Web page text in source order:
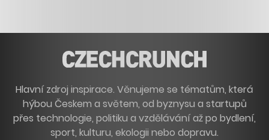
Hlavní zdroj inspirace. Věnujeme se tématům, která
hýbou Českem a světem, od byznysu a startupů
přes technologie, politiku a vzdělávání až po bydlení,
sport, kulturu, ekologii nebo dopravu.